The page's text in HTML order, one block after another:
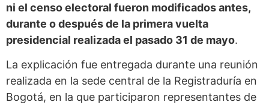
ni el censo electoral fueron modificados antes,
durante o después de la primera vuelta
presidencial realizada el pasado 31 de mayo.
La explicación fue entregada durante una reunión
realizada en la sede central de la Registraduría en
Bogotá, en la que participaron representantes de